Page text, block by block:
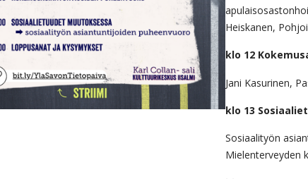
Heiskanen,
klo 12
Jani Kasurinen,
klo 13
Sosiaalityön
Mielenterveyden